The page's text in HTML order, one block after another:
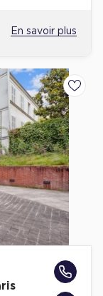
En savoir plus